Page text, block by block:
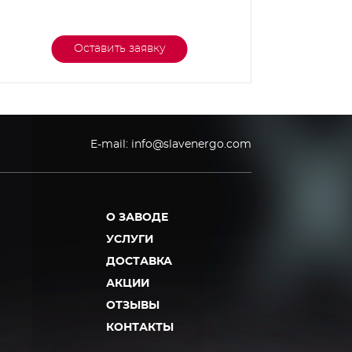
Оставить заявку
E-mail: info@slavenergo.com
О ЗАВОДЕ
УСЛУГИ
ДОСТАВКА
АКЦИИ
ОТЗЫВЫ
КОНТАКТЫ